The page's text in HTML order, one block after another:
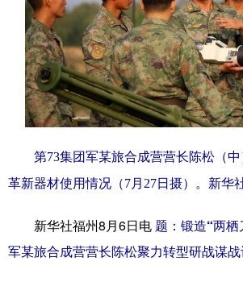
法律 中央文件 金融
食品 人居 信息化
学术中国 乡村振兴 银龄
第73集团军某旅合成营营长陈松（
革新器材使用情况（7月27日摄）。新华
新华社福州8月6日电题：锻造“两
军某旅合成营营长陈松聚力转型研战谋